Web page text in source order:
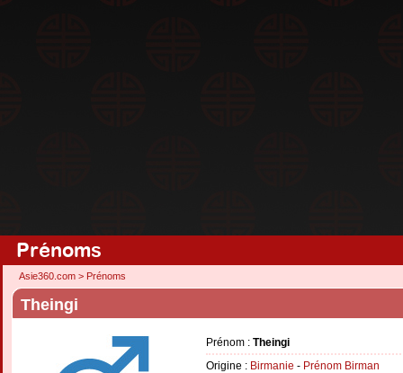
Prénoms
Asie360.com > Prénoms
Theingi
Prénom : Theingi
Origine : Birmanie - Prénom Birman